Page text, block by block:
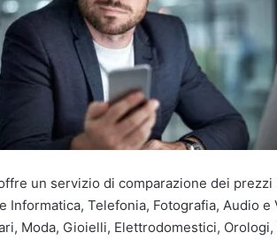
un servizio di comparazione dei
Telefonia, Fotografia, Audio e
Moda, Gioielli, Elettrodomestici,